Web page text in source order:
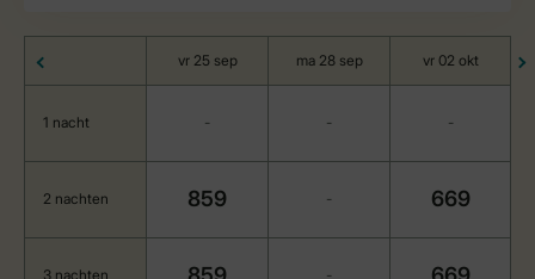
vr 25 sep ma 28 sep vr 02 okt
1 nacht - - -
2 nachten 859 - 669
3 nachten -